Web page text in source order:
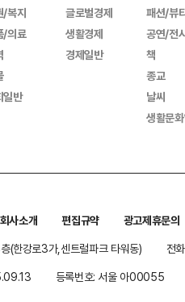
/복지
/의료
일반
글로벌경제
생활경제
경제일반
패션/뷰
공연/전
책
종교
날씨
생활문
회사소개 편집규약
광고제휴문의
(한강로3가,센트럴파크 타워동)
전
등록번호: 서울 아00055